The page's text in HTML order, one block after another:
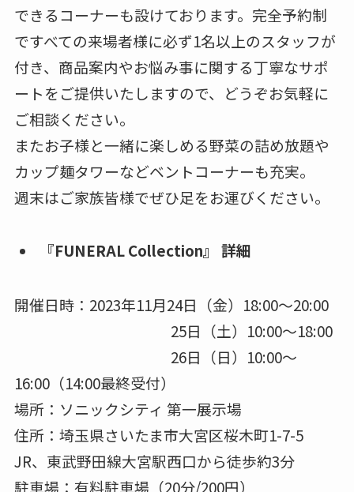
できるコーナーも設けております。完全予約制
ですべての来場者様に必ず1名以上のスタッフが
付き、商品案内やお悩み事に関する丁寧なサポ
ートをご提供いたしますので、どうぞお気軽に
ご相談ください。
またお子様と一緒に楽しめる野菜の詰め放題や
カップ麺タワーなどベントコーナーも充実。
週末はご家族皆様でぜひ足をお運びください。
『FUNERAL Collection』 詳細
開催日時：2023年11月24日（金）18:00～20:00
25日（土）10:00～18:00
26日（日）10:00～
16:00（14:00最終受付）
場所：ソニックシティ 第一展示場
住所：埼玉県さいたま市大宮区桜木町1-7-5
JR、東武野田線大宮駅西口から徒歩約3分
駐車場：有料駐車場（20分/200円）